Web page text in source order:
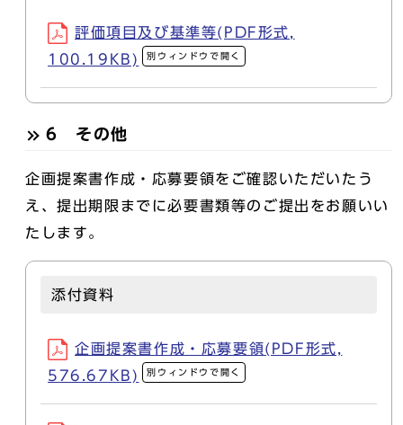
評価項目及び基準等(PDF形式,
100.19KB)
別ウィンドウで開く
6 その他
企画提案書作成・応募要領をご確認いただいたう
え、提出期限までに必要書類等のご提出をお願いい
たします。
添付資料
企画提案書作成・応募要領(PDF形式,
576.67KB)
別ウィンドウで開く